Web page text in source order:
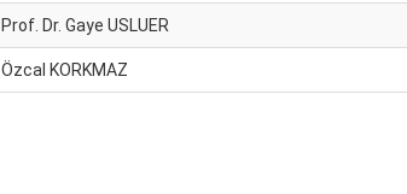
Prof. Dr. Gaye USLUER
Özcal KORKMAZ